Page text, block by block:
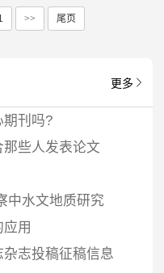
>> 尾页
更多
期刊吗?
些人发表论文
中水文地质研究
用
志投稿征稿信息